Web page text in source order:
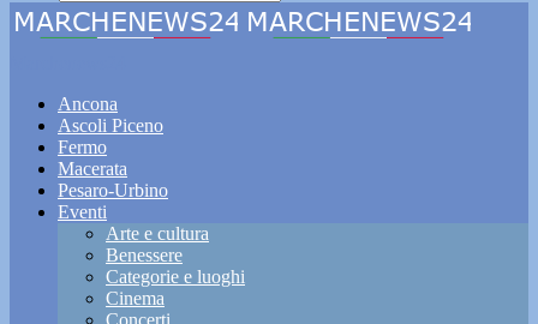
Ancona
Ascoli Piceno
Fermo
Macerata
Pesaro-Urbino
Eventi
Arte e cultura
Benessere
Categorie e luoghi
Cinema
Concerti